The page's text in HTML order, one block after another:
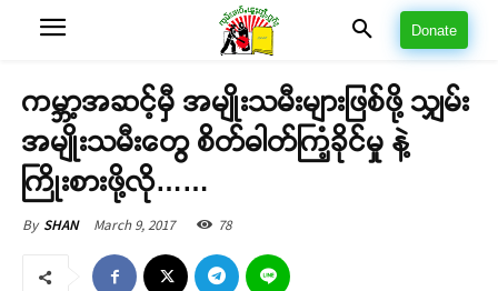
Donate
ကမ္ဘာ့အဆင့်မှီ အမျိုးသမီးများဖြစ်ဖို့ သျှမ်း
အမျိုးသမီးတွေ စိတ်ဓါတ်ကြံ့ခိုင်မှု နဲ့
ကြိုးစားဖို့လို……
By SHAN March 9, 2017 78